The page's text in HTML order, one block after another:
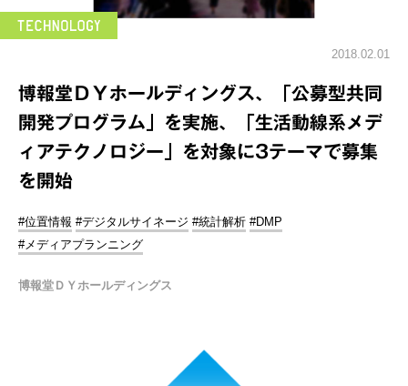
2018.02.01
博報堂ＤＹホールディングス、「公募型共同
開発プログラム」を実施、「生活動線系メデ
ィアテクノロジー」を対象に3テーマで募集
を開始
#位置情報 #デジタルサイネージ #統計解析 #DMP
#メディアプランニング
博報堂ＤＹホールディングス